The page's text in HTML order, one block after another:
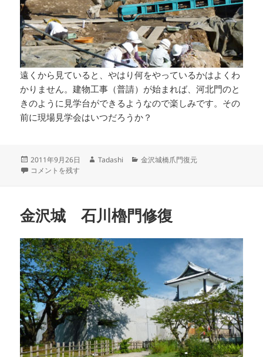
遠くから見ていると、やはり何をやっているかはよくわ
かりません。建物工事（普請）が始まれば、河北門のと
きのように見学台ができるようなので楽しみです。その
前に現場見学会はいつだろうか？
投
稿
2011年9月26日
作
Tadashi
カ
金沢城橋爪門復元
金沢城 橋爪門は計測作業が進む に
コメントを残す
金沢城 石川櫓門修復